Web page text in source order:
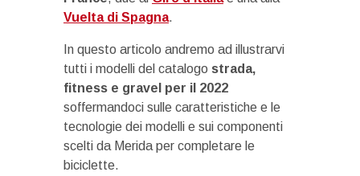
Vuelta di Spagna.
In questo articolo andremo ad illustrarvi
tutti i modelli del catalogo strada,
fitness e gravel per il 2022
soffermandoci sulle caratteristiche e le
tecnologie dei modelli e sui componenti
scelti da Merida per completare le
biciclette.